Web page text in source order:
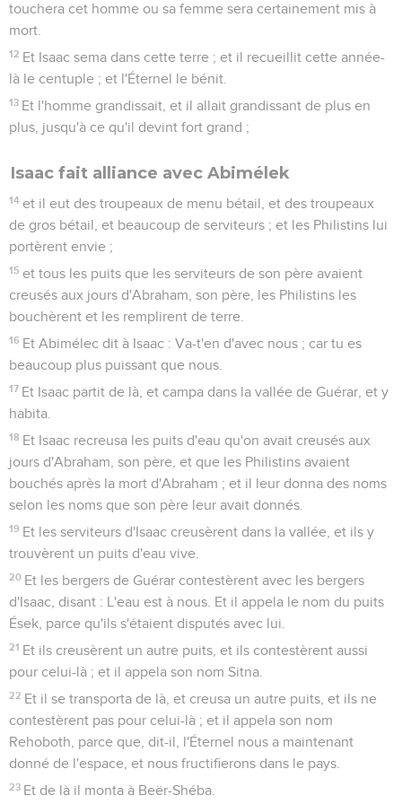
touchera cet homme ou sa femme sera certainement mis à
mort.
12 Et Isaac sema dans cette terre ; et il recueillit cette année-
là le centuple ; et l'Éternel le bénit.
13 Et l'homme grandissait, et il allait grandissant de plus en
plus, jusqu'à ce qu'il devint fort grand ;
Isaac fait alliance avec Abimélek
14 et il eut des troupeaux de menu bétail, et des troupeaux
de gros bétail, et beaucoup de serviteurs ; et les Philistins lui
portèrent envie ;
15 et tous les puits que les serviteurs de son père avaient
creusés aux jours d'Abraham, son père, les Philistins les
bouchèrent et les remplirent de terre.
16 Et Abimélec dit à Isaac : Va-t'en d'avec nous ; car tu es
beaucoup plus puissant que nous.
17 Et Isaac partit de là, et campa dans la vallée de Guérar, et y
habita.
18 Et Isaac recreusa les puits d'eau qu'on avait creusés aux
jours d'Abraham, son père, et que les Philistins avaient
bouchés après la mort d'Abraham ; et il leur donna des noms
selon les noms que son père leur avait donnés.
19 Et les serviteurs d'Isaac creusèrent dans la vallée, et ils y
trouvèrent un puits d'eau vive.
20 Et les bergers de Guérar contestèrent avec les bergers
d'Isaac, disant : L'eau est à nous. Et il appela le nom du puits
Ések, parce qu'ils s'étaient disputés avec lui.
21 Et ils creusèrent un autre puits, et ils contestèrent aussi
pour celui-là ; et il appela son nom Sitna.
22 Et il se transporta de là, et creusa un autre puits, et ils ne
contestèrent pas pour celui-là ; et il appela son nom
Rehoboth, parce que, dit-il, l'Éternel nous a maintenant
donné de l'espace, et nous fructifierons dans le pays.
23 Et de là il monta à Beër-Shéba.